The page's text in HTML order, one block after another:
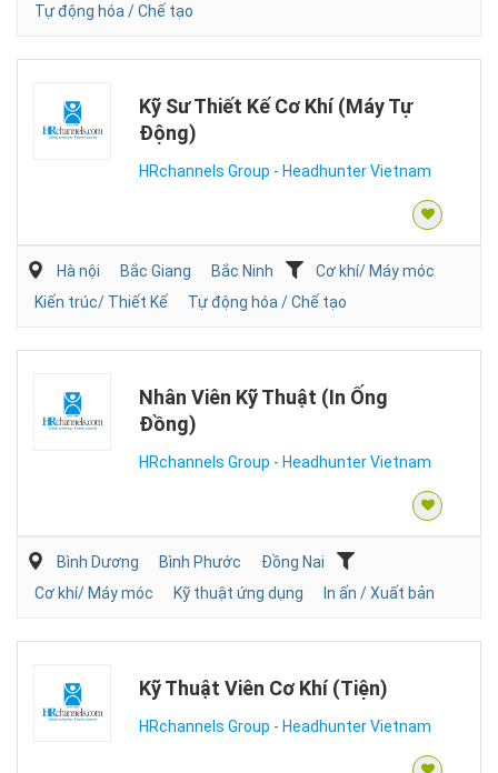
Tự động hóa / Chế tạo
Kỹ Sư Thiết Kế Cơ Khí (Máy Tự
Động)
HRchannels Group - Headhunter Vietnam
Hà nội Bắc Giang Bắc Ninh
Cơ khí/ Máy móc
Kiến trúc/ Thiết Kế
Tự động hóa / Chế tạo
Nhân Viên Kỹ Thuật (In Ống
Đồng)
HRchannels Group - Headhunter Vietnam
Bình Dương Bình Phước
Đồng Nai
Cơ khí/ Máy móc
Kỹ thuật ứng dụng In ấn / Xuất bản
Kỹ Thuật Viên Cơ Khí (Tiện)
HRchannels Group - Headhunter Vietnam